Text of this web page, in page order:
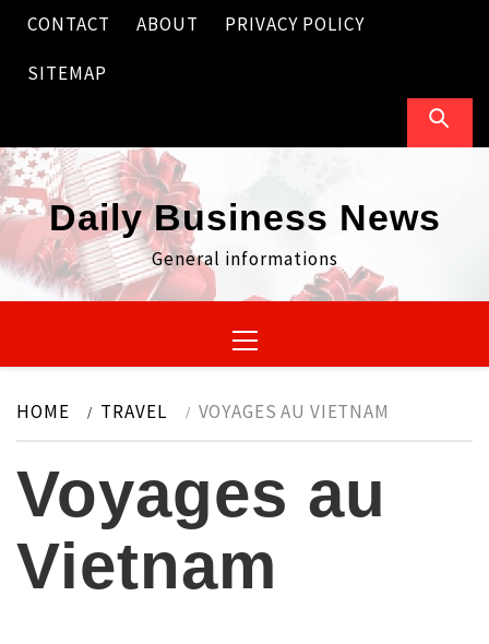
Skip
content
CONTACT ABOUT PRIVACY POLICY
SITEMAP
Daily Business News
General informations
Menu
HOME TRAVEL VOYAGES AU VIETNAM
Voyages au
Vietnam